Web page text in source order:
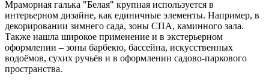
Мраморная галька "Белая" крупная используется в
интерьерном дизайне, как единичные элементы. Например, в
декорировании зимнего сада, зоны СПА, каминного зала.
Также нашла широкое применение и в экстерьерном
оформлении – зоны барбекю, бассейна, искусственных
водоёмов, сухих ручьёв и в оформлении садово-паркового
пространства.